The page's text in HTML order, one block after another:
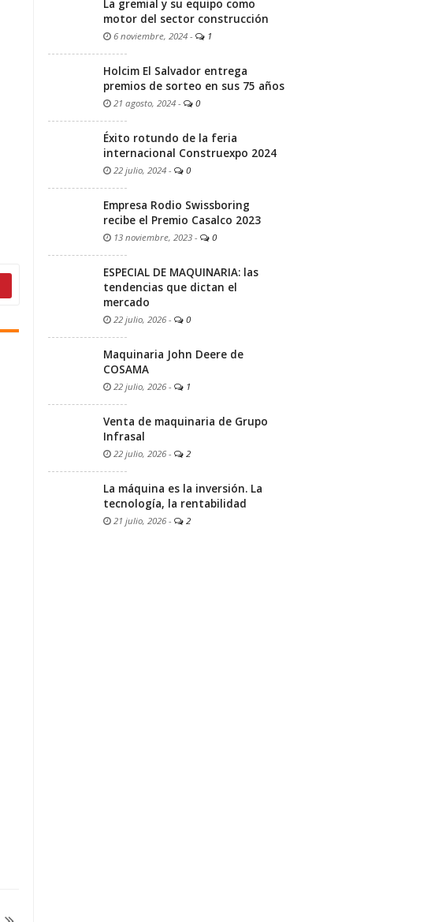
La gremial y su equipo como
motor del sector construcción
6 noviembre, 2024 - 1
Holcim El Salvador entrega
premios de sorteo en sus 75 años
21 agosto, 2024 - 0
Éxito rotundo de la feria
internacional Construexpo 2024
22 julio, 2024 - 0
Empresa Rodio Swissboring
recibe el Premio Casalco 2023
13 noviembre, 2023 - 0
ESPECIAL DE MAQUINARIA: las
tendencias que dictan el
mercado
22 julio, 2026 - 0
Maquinaria John Deere de
COSAMA
22 julio, 2026 - 1
Venta de maquinaria de Grupo
Infrasal
22 julio, 2026 - 2
La máquina es la inversión. La
tecnología, la rentabilidad
21 julio, 2026 - 2